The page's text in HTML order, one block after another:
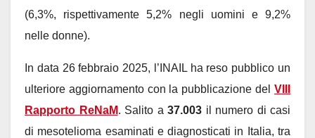
(6,3%, rispettivamente 5,2% negli uomini e 9,2%
nelle donne).
In data 26 febbraio 2025, l’INAIL ha reso pubblico un
ulteriore aggiornamento con la pubblicazione del VIII
Rapporto ReNaM. Salito a 37.003 il numero di casi
di mesotelioma esaminati e diagnosticati in Italia, tra